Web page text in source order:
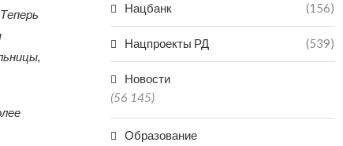
Нацбанк (156)
Нацпроекты РД (539)
Новости
(56 145)
Образование